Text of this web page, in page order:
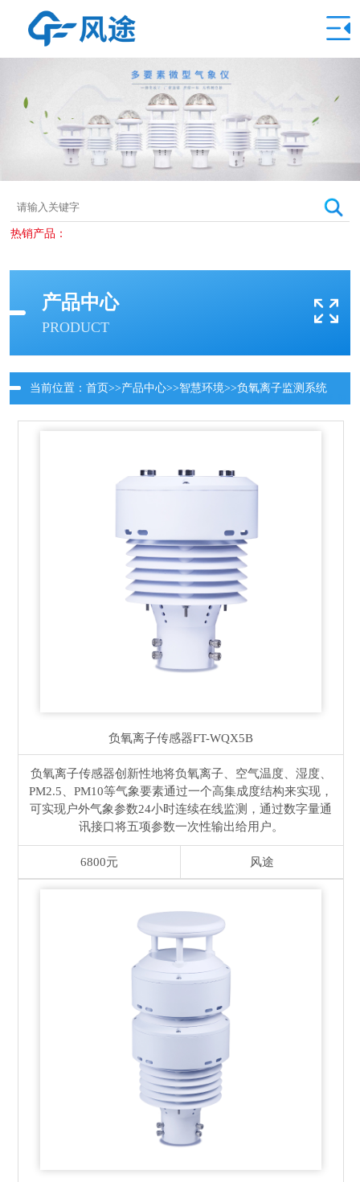
热销产品：
产品中心
PRODUCT
当前位置： 首页>>产品中心>>智慧环境>>负氧离子监测系统
负氧离子传感器FT-WQX5B
负氧离子传感器创新性地将负氧离子、空气温度、湿度、
PM2.5、PM10等气象要素通过一个高集成度结构来实现，
可实现户外气象参数24小时连续在线监测，通过数字量通
讯接口将五项参数一次性输出给用户。
6800元 风途